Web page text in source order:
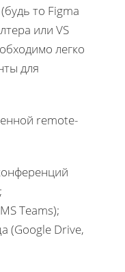
то Figma
или VS
легко
для
remote-
Teams);
(Google Drive,